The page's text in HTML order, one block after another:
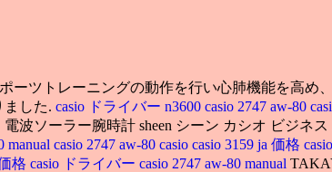
ーツトレーニングの動作を行い心肺機能を高め
ました. casio ドライバー n3600 casio 2747 aw-80
波ソーラー腕時計 sheen シーン カシオ ビジネ
manual casio 2747 aw-80 casio casio 3159 ja 価格
格 casio ドライバー casio 2747 aw-80 manual